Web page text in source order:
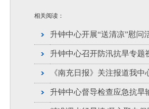
相关阅读：
升钟中心开展“送清凉”慰问
升钟中心召开防汛抗旱专题
《南充日报》关注报道我
升钟中心督导检查应急抗旱